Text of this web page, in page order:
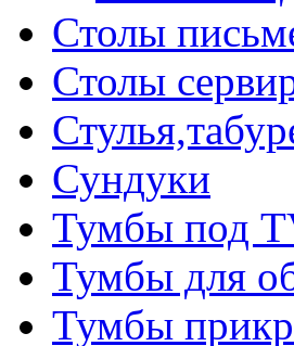
Столы
Столы
Сундуки
Тумбы под
Тумбы для
Тумбы